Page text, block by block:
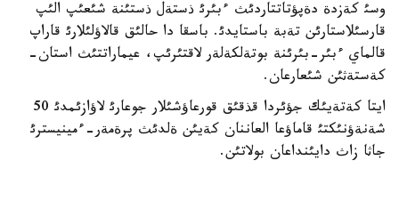
وسئ كةزدة دةپؤتاتتاردئث ءبئرئ ذستةل ذستئنة شئعئپ الئپ
قارسئلاستارئن تةبة باستايدئ. باسقا دا حالئق قالاؤلئلارئ قاراپ
قالماي ءبئر-بئرئنة بوتةلكةلةر لاقتئرئپ، عيماراتتئث استان-
كةستةثئن شئعارعان.
ايتا كةتةيئك جؤئردا قذقئق قورعاؤشئلار جوعارئ لاؤازئمدئ 50
شةنةؤنئكتئ قاماؤعا العاننان كةيئن ةلدئث پرةمةر-ءمينيسترئ
جاثا زاث دايئنداعان بولاتئن.